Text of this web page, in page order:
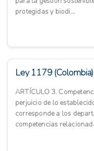
protegidas y biodi...
Ley 1179 (Colombia)
ARTÍCULO 3.
perjuicio de lo
corresponde a los
competencias